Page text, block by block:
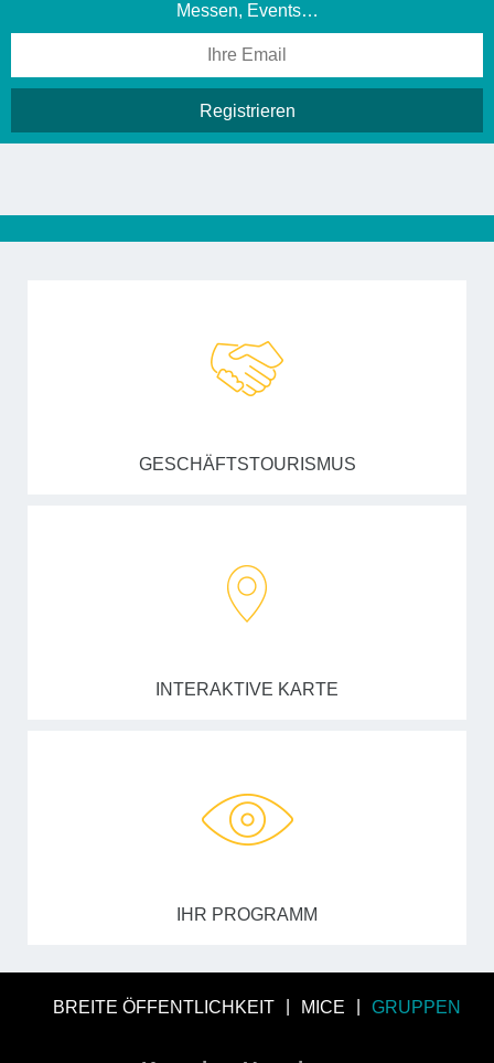
Messen, Events…
GESCHÄFTSTOURISMUS
INTERAKTIVE KARTE
IHR PROGRAMM
BREITE ÖFFENTLICHKEIT MICE GRUPPEN